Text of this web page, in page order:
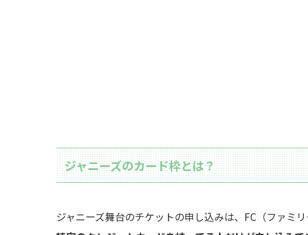
ジャニーズのカード枠とは？
ジャニーズ舞台のチケットの申し込みは、FC（ファミ